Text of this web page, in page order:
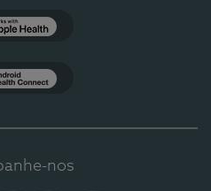
nos